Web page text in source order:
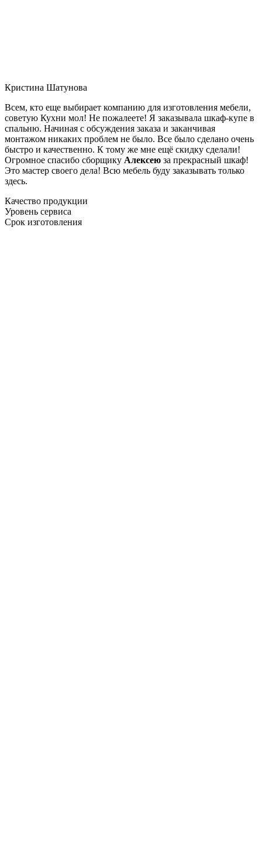
Кристина Шатунова
Всем, кто еще выбирает компанию для изготовления мебели,
советую Кухни мол! Не пожалеете! Я заказывала шкаф-купе в
спальню. Начиная с обсуждения заказа и заканчивая
монтажом никаких проблем не было. Все было сделано очень
быстро и качественно. К тому же мне ещё скидку сделали!
Огромное спасибо сборщику Алексею за прекрасный шкаф!
Это мастер своего дела! Всю мебель буду заказывать только
здесь.
Качество продукции
Уровень сервиса
Срок изготовления